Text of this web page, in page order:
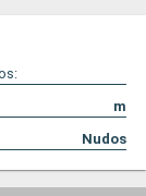
m
Nudos